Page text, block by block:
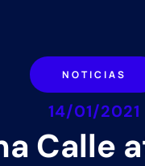
NOTICIAS
14/01/2021
Calle